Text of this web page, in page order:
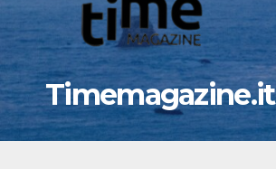
Timemagazine.it